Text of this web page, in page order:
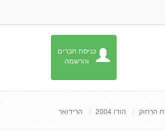
כניסת חברים
והרשמה
הרחוק הודו 2004 הרידואר